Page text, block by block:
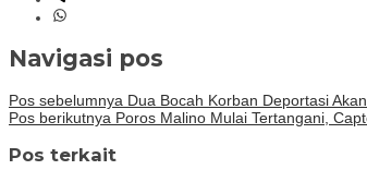
Navigasi pos
Pos sebelumnya Dua Bocah Korban Deportasi
Pos berikutnya Poros Malino Mulai Tertangani,
Pos terkait